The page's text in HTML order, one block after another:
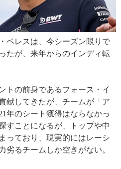
ペレスは、今シーズン限りで
たが、来年からのインディ転
トの前身であるフォース・イ
献してきたが、チームが「ア
年のシート獲得はならなかっ
すことになるが、トップや中
っており、現実的にはレーシ
劣るチームしか空きがない。